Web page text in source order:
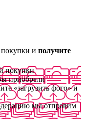
и получите
покупки
приобрели
«загрузить фото» и
мы отправим